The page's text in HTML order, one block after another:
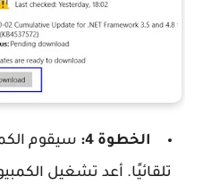
الخطوة 4:
سيقوم
تلقائيًا. أعد تشغيل